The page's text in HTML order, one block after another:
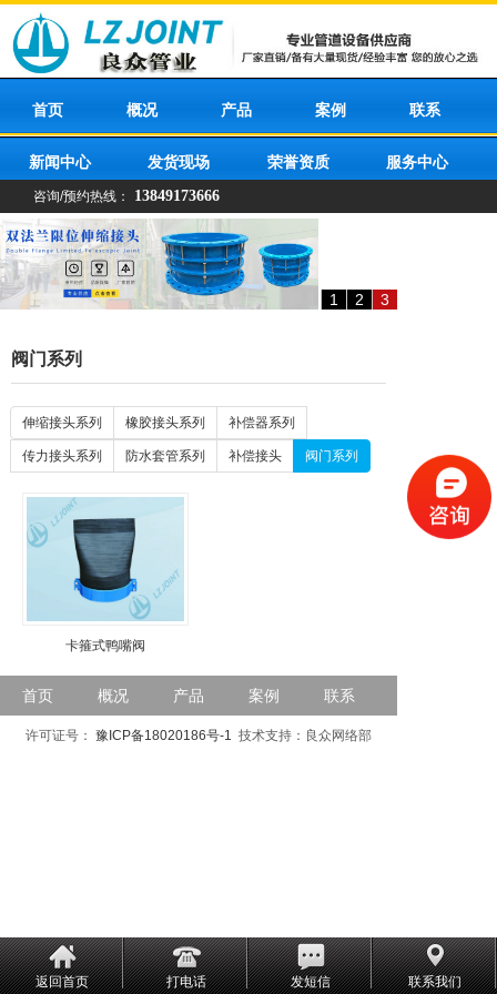
首页 概况 产品 案例 联系
新闻中心 发货现场 荣誉资质 服务中心
咨询/预约热线： 13849173666
1 2 3
阀门系列
伸缩接头系列 橡胶接头系列 补偿器系列
传力接头系列 防水套管系列 补偿接头 阀门系列
卡箍式鸭嘴阀
首页 概况 产品 案例 联系
许可证号：豫ICP备18020186号-1 技术支持：良众网络部
返回首页 打电话 发短信 联系我们